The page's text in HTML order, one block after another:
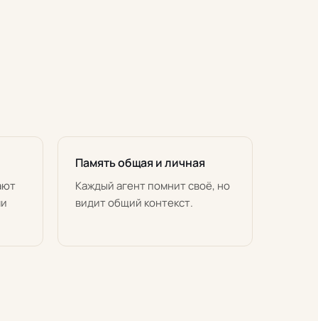
Память общая и личная
Каждый агент помнит своё, но
видит общий контекст.